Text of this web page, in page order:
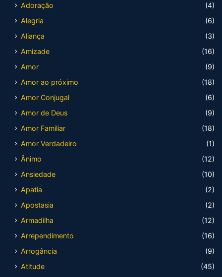
Adoração
(4)
Alegria
(6)
Aliança
(3)
Amizade
(16)
Amor
(9)
Amor ao próximo
(18)
Amor Conjugal
(6)
Amor de Deus
(9)
Amor Familiar
(18)
Amor Verdadeiro
(1)
Ânimo
(12)
Ansiedade
(10)
Apatia
(2)
Apostasia
(2)
Armadilha
(12)
Arrependimento
(16)
Arrogância
(9)
Atitude
(45)